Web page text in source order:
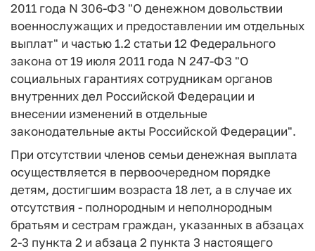
2011 года N 306-ФЗ "О денежном довольствии
военнослужащих и предоставлении им отдельных
выплат" и частью 1.2 статьи 12 Федерального
закона от 19 июля 2011 года N 247-ФЗ "О
социальных гарантиях сотрудникам органов
внутренних дел Российской Федерации и
внесении изменений в отдельные
законодательные акты Российской Федерации".
При отсутствии членов семьи денежная выплата
осуществляется в первоочередном порядке
детям, достигшим возраста 18 лет, а в случае их
отсутствия - полнородным и неполнородным
братьям и сестрам граждан, указанных в абзацах
2-3 пункта 2 и абзаца 2 пункта 3 настоящего